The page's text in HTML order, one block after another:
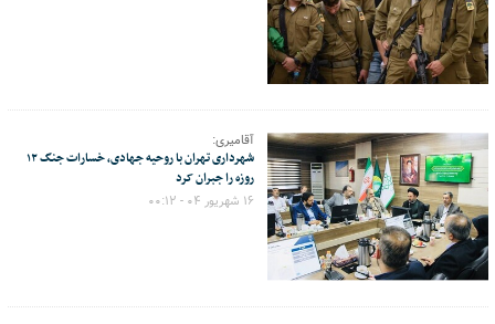
آقامیری:
شهرداری تهران با روحیه جهادی، خسارات جنگ ۱۲
روزه را جبران کرد
۱۶ شهریور ۰۴ - ۰۰:۱۲